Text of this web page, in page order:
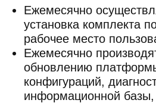
Ежемесячно
установка комплекта
рабочее место
Ежемесячно
обновлению
конфигураций,
информационной базы,